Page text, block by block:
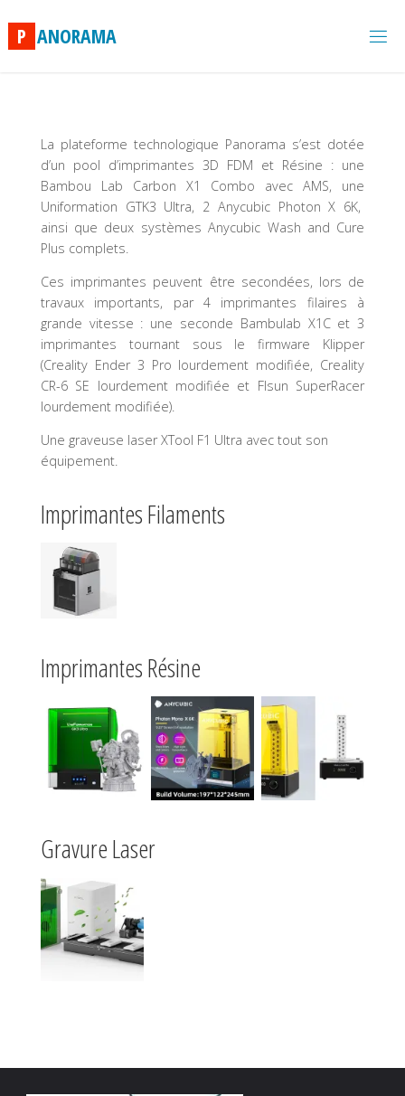
content
P ANORAMA
La plateforme technologique Panorama s’est dotée
d’un pool d’imprimantes 3D FDM et Résine : une
Bambou Lab Carbon X1 Combo avec AMS, une
Uniformation GTK3 Ultra, 2 Anycubic Photon X 6K,
ainsi que deux systèmes Anycubic Wash and Cure
Plus complets.
Ces imprimantes peuvent être secondées, lors de
travaux importants, par 4 imprimantes filaires à
grande vitesse : une seconde Bambulab X1C et 3
imprimantes tournant sous le firmware Klipper
(Creality Ender 3 Pro lourdement modifiée, Creality
CR-6 SE lourdement modifiée et Flsun SuperRacer
lourdement modifiée).
Une graveuse laser XTool F1 Ultra avec tout son
équipement.
Imprimantes Filaments
Imprimantes Résine
Gravure Laser